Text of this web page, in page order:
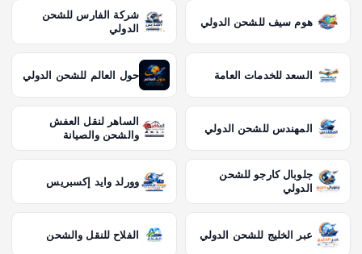
ت
هوم سيف للشحن الدولي
شركة الفارس للشحن
الدولي
السعد للخدمات العامة حول العالم للشحن الدولي
المهندس للشحن الدولي
الساهر لنقل العفش
والشحن والصيانة
جلوبال كارجو للشحن
الدولي
وورلد وايد إكسبريس
عبر الخليج للشحن الدولي الفلاح للنقل والشحن